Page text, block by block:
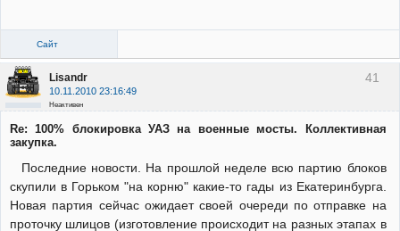
Сайт
41
Lisandr
10.11.2010 23:16:49
Неактивен
Re: 100% блокировка УАЗ на военные мосты. Коллективная
закупка.
Последние новости. На прошлой неделе всю партию блоков
скупили в Горьком "на корню" какие-то гады из Екатеринбурга.
Новая партия сейчас ожидает своей очереди по отправке на
проточку шлицов (изготовление происходит на разных этапах в